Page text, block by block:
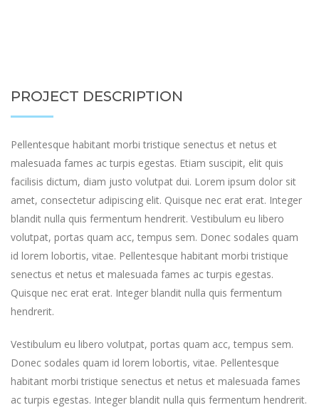
PROJECT DESCRIPTION
Pellentesque habitant morbi tristique senectus et netus et
malesuada fames ac turpis egestas. Etiam suscipit, elit quis
facilisis dictum, diam justo volutpat dui. Lorem ipsum dolor sit
amet, consectetur adipiscing elit. Quisque nec erat erat. Integer
blandit nulla quis fermentum hendrerit. Vestibulum eu libero
volutpat, portas quam acc, tempus sem. Donec sodales quam
id lorem lobortis, vitae. Pellentesque habitant morbi tristique
senectus et netus et malesuada fames ac turpis egestas.
Quisque nec erat erat. Integer blandit nulla quis fermentum
hendrerit.
Vestibulum eu libero volutpat, portas quam acc, tempus sem.
Donec sodales quam id lorem lobortis, vitae. Pellentesque
habitant morbi tristique senectus et netus et malesuada fames
ac turpis egestas. Integer blandit nulla quis fermentum hendrerit.